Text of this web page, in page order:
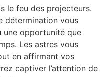
le feu des projecteurs.
détermination vous
opportunité que
Les astres vous
en affirmant vos
captiver l’attention de